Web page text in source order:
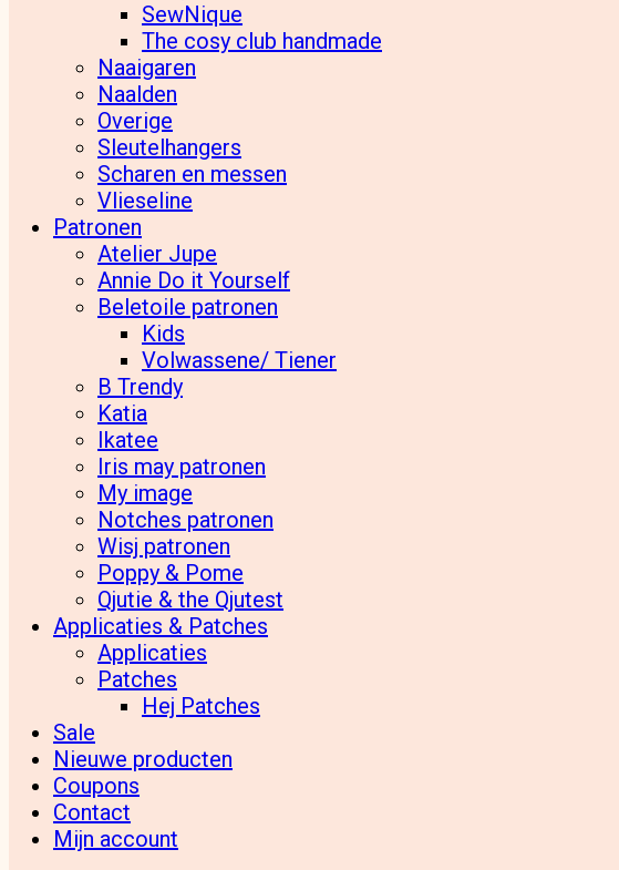
SewNique
The cosy club handmade
Naaigaren
Naalden
Overige
Sleutelhangers
Scharen en messen
Vlieseline
Patronen
Atelier Jupe
Annie Do it Yourself
Beletoile patronen
Kids
Volwassene/ Tiener
B Trendy
Katia
Ikatee
Iris may patronen
My image
Notches patronen
Wisj patronen
Poppy & Pome
Qjutie & the Qjutest
Applicaties & Patches
Applicaties
Patches
Hej Patches
Sale
Nieuwe producten
Coupons
Contact
Mijn account